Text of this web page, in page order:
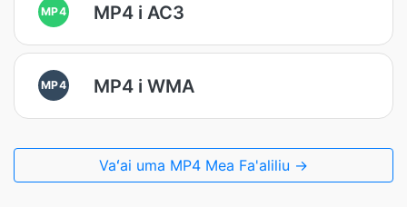
MP4 MP4 i AC3
MP4 MP4 i WMA
Vaʻai uma MP4 Mea Fa'aliliu →